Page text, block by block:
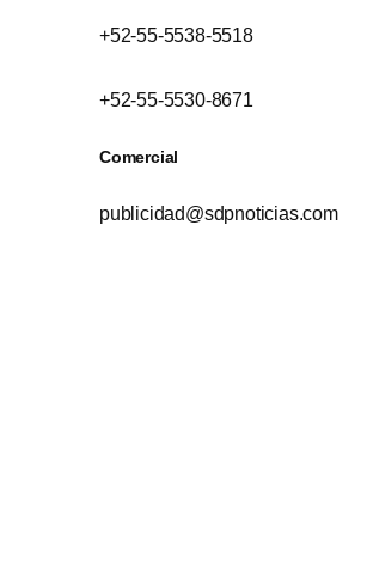
+52-55-5538-5518
+52-55-5530-8671
Comercial
publicidad@sdpnoticias.com